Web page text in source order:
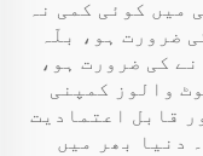
میں کوئی کمی نہ
ضرورت ہو، بلّہ
کی ضرورت ہو،
والوز کمپنی
قابل اعتمادیت
دنیا بھر میں